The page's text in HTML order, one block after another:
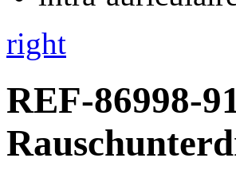
right
REF-86998-